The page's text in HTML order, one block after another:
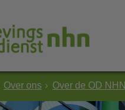
Over ons Over de OD NHN